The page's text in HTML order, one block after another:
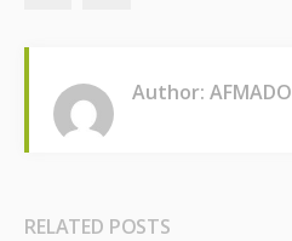
Author: AFMADO
RELATED POSTS